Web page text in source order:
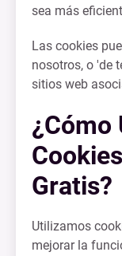
sea más
Las cookies
nosotros, o 'de
sitios web
¿Cómo
Gratis?
Utilizamos
mejorar la